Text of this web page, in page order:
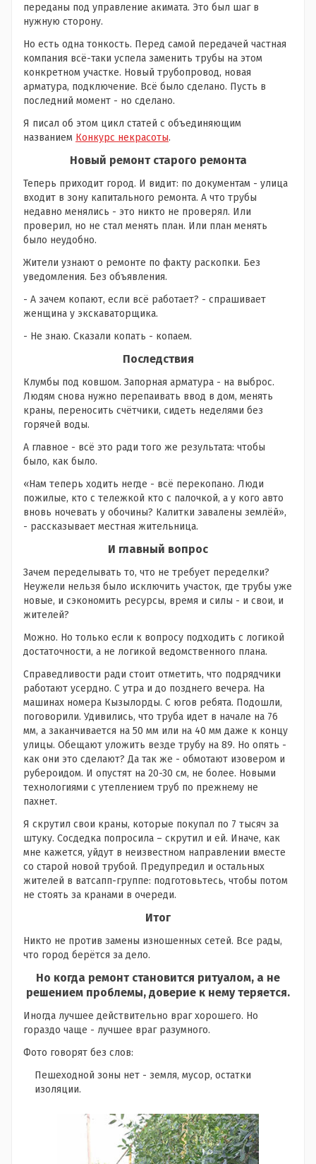
переданы под управление акимата. Это был шаг в
нужную сторону.
Но есть одна тонкость. Перед самой передачей частная
компания всё-таки успела заменить трубы на этом
конкретном участке. Новый трубопровод, новая
арматура, подключение. Всё было сделано. Пусть в
последний момент - но сделано.
Я писал об этом цикл статей с объединяющим
названием Конкурс некрасоты.
Новый ремонт старого ремонта
Теперь приходит город. И видит: по документам - улица
входит в зону капитального ремонта. А что трубы
недавно менялись - это никто не проверял. Или
проверил, но не стал менять план. Или план менять
было неудобно.
Жители узнают о ремонте по факту раскопки. Без
уведомления. Без объявления.
- А зачем копают, если всё работает? - спрашивает
женщина у экскаваторщика.
- Не знаю. Сказали копать - копаем.
Последствия
Клумбы под ковшом. Запорная арматура - на выброс.
Людям снова нужно перепаивать ввод в дом, менять
краны, переносить счётчики, сидеть неделями без
горячей воды.
А главное - всё это ради того же результата: чтобы
было, как было.
«Нам теперь ходить негде - всё перекопано. Люди
пожилые, кто с тележкой кто с палочкой, а у кого авто
вновь ночевать у обочины? Калитки завалены землёй»,
- рассказывает местная жительница.
И главный вопрос
Зачем переделывать то, что не требует переделки?
Неужели нельзя было исключить участок, где трубы уже
новые, и сэкономить ресурсы, время и силы - и свои, и
жителей?
Можно. Но только если к вопросу подходить с логикой
достаточности, а не логикой ведомственного плана.
Справедливости ради стоит отметить, что подрядчики
работают усердно. С утра и до позднего вечера. На
машинах номера Кызылорды. С югов ребята. Подошли,
поговорили. Удивились, что труба идет в начале на 76
мм, а заканчивается на 50 мм или на 40 мм даже к концу
улицы. Обещают уложить везде трубу на 89. Но опять -
как они это сделают? Да так же - обмотают изовером и
рубероидом. И опустят на 20-30 см, не более. Новыми
технологиями с утеплением труб по прежнему не
пахнет.
Я скрутил свои краны, которые покупал по 7 тысяч за
штуку. Сосдедка попросила – скрутил и ей. Иначе, как
мне кажется, уйдут в неизвестном направлении вместе
со старой новой трубой. Предупредил и остальных
жителей в ватсапп-группе: подготовьтесь, чтобы потом
не стоять за кранами в очереди.
Итог
Никто не против замены изношенных сетей. Все рады,
что город берётся за дело.
Но когда ремонт становится ритуалом, а не
решением проблемы, доверие к нему теряется.
Иногда лучшее действительно враг хорошего. Но
гораздо чаще - лучшее враг разумного.
Фото говорят без слов:
Пешеходной зоны нет - земля, мусор, остатки
изоляции.